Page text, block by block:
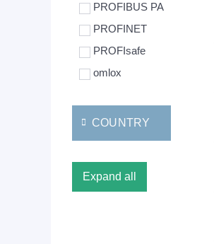
PROFIBUS PA
PROFINET
PROFIsafe
omlox
COUNTRY
Expand all